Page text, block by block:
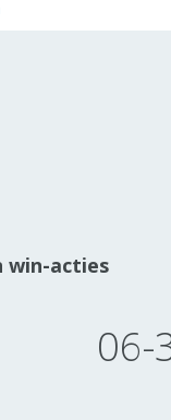
win-acties
06-